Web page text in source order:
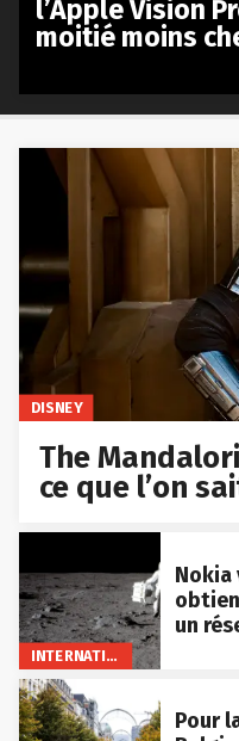
DISNEY
The
ce que l’on
INTERNATIONAL
Nokia
un
Pour
l’Apple Vision
moitié moins